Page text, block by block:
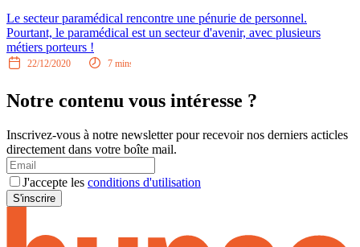
Le secteur paramédical rencontre une pénurie de personnel.
Pourtant, le paramédical est un secteur d'avenir, avec plusieurs
métiers porteurs !
22/12/2020 7 mins
Notre contenu vous intéresse ?
Inscrivez-vous à notre newsletter pour recevoir nos derniers acticles
directement dans votre boîte mail.
J'accepte les conditions d'utilisation
S'inscrire